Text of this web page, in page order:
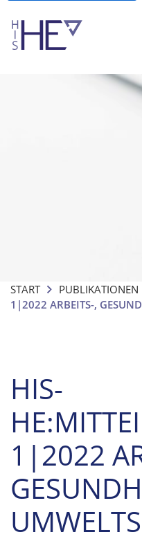
START PUBLIKATIONEN
1|2022 ARBEITS-,
HIS-
1|2022